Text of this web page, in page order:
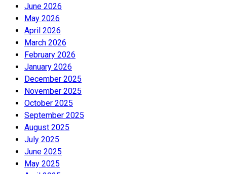
June 2026
May 2026
April 2026
March 2026
February 2026
January 2026
December 2025
November 2025
October 2025
September 2025
August 2025
July 2025
June 2025
May 2025